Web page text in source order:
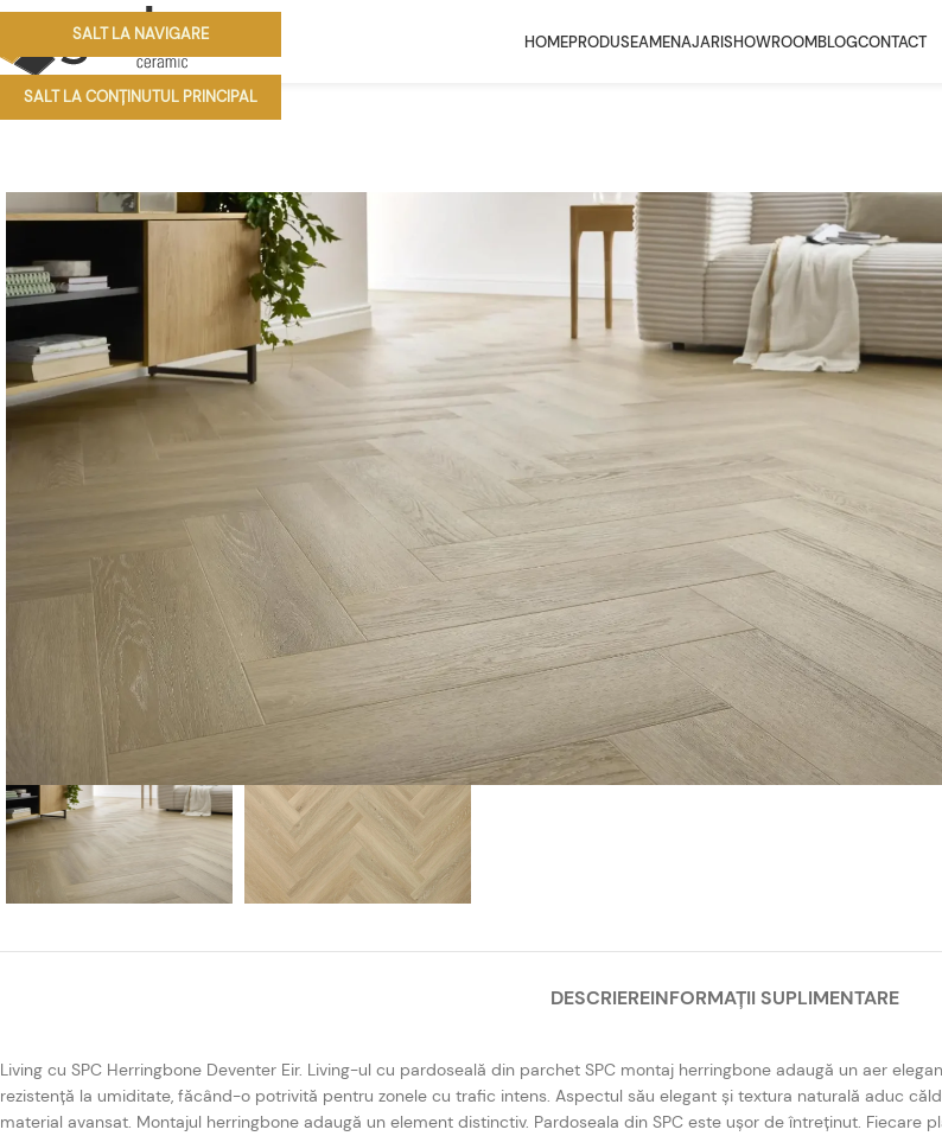
SALT LA NAVIGARE
SALT LA CONȚINUTUL PRINCIPAL
HOMEPRODUSEAMENAJARISHOWROOMBLOGCONTACT
DESCRIEREINFORMAȚII SUPLIMENTARE
Living cu SPC Herringbone Deventer Eir. Living-ul cu pardoseală din parchet SPC montaj herringbone adaugă un aer
rezistență la umiditate, făcând-o potrivită pentru zonele cu trafic intens. Aspectul său elegant și textura naturală aduc
material avansat. Montajul herringbone adaugă un element distinctiv. Pardoseala din SPC este ușor de întreținut. Fiecare